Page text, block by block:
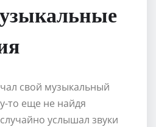
свой музыкальный
то еще не найдя
услышал звуки